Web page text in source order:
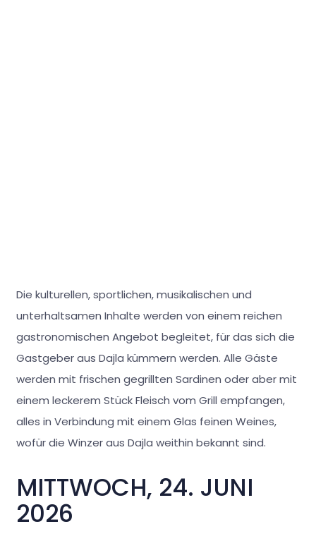
Die kulturellen, sportlichen, musikalischen und
unterhaltsamen Inhalte werden von einem reichen
gastronomischen Angebot begleitet, für das sich die
Gastgeber aus Dajla kümmern werden. Alle Gäste
werden mit frischen gegrillten Sardinen oder aber mit
einem leckerem Stück Fleisch vom Grill empfangen,
alles in Verbindung mit einem Glas feinen Weines,
wofür die Winzer aus Dajla weithin bekannt sind.
MITTWOCH, 24. JUNI
2026